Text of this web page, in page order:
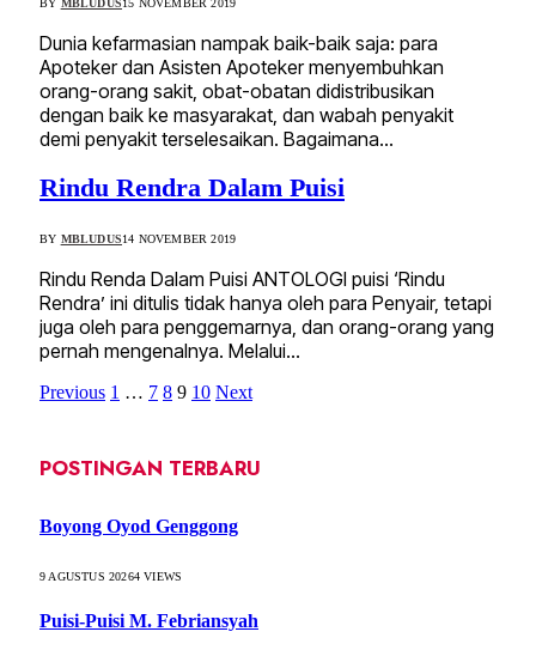
BY MBLUDUS15 NOVEMBER 2019
Dunia kefarmasian nampak baik-baik saja: para
Apoteker dan Asisten Apoteker menyembuhkan
orang-orang sakit, obat-obatan didistribusikan
dengan baik ke masyarakat, dan wabah penyakit
demi penyakit terselesaikan. Bagaimana…
Rindu Rendra Dalam Puisi
BY MBLUDUS14 NOVEMBER 2019
Rindu Renda Dalam Puisi ANTOLOGI puisi ‘Rindu
Rendra’ ini ditulis tidak hanya oleh para Penyair, tetapi
juga oleh para penggemarnya, dan orang-orang yang
pernah mengenalnya. Melalui…
Previous 1 … 7 8 9 10 Next
POSTINGAN TERBARU
Boyong Oyod Genggong
9 AGUSTUS 20264VIEWS
Puisi-Puisi M. Febriansyah